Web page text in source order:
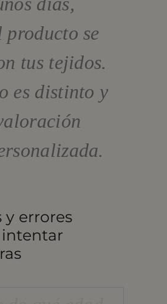
producto se
tus tejidos.
es distinto y
y errores